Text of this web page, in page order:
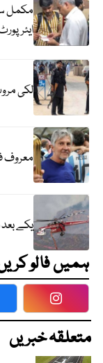
مکمل
لکی
معروف
یکے بعد دیگرے 2 ہیلی
ہمیں فالو
متعلقہ خبریں